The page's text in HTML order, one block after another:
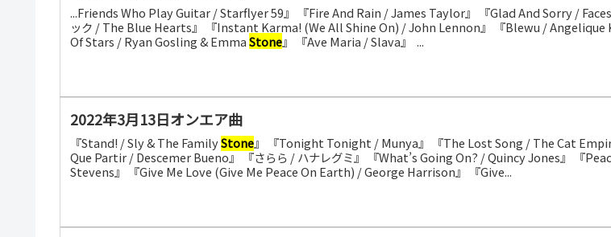
...Friends Who Play Guitar / Starflyer 59』 『Fire And Rain / James Taylor』 『Glad And Sorry /
ック / The Blue Hearts』 『Instant Karma! (We All Shine On) / John Lennon』 『Blewu / Angelique
Of Stars / Ryan Gosling & EmmaStone』 『Ave Maria / Slava』 ...
2022年3月13日オンエア曲
『Stand! / Sly & The FamilyStone』 『Tonight Tonight / Munya』 『The Lost Song / The Cat
Que Partir / Descemer Bueno』 『さらら / ハナレグミ』 『What’s Going On? / Quincy Jones』 『
Stevens』 『Give Me Love (Give Me Peace On Earth) / George Harrison』 『Give...